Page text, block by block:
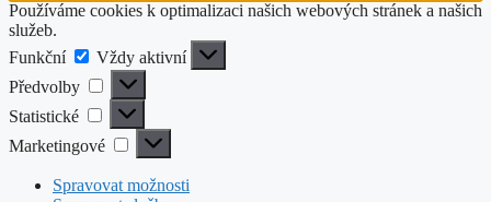
Používáme cookies k optimalizaci našich webových stránek a našich
služeb.
Funkční
Funkční
Vždy aktivní
Předvolby
Předvolby
Statistické Statistické
Marketingové Marketingové
Spravovat možnosti